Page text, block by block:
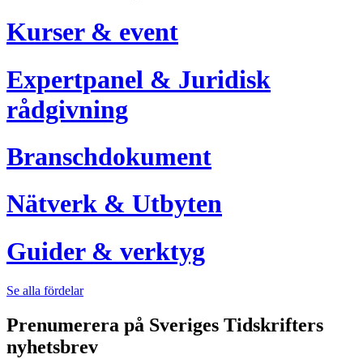
Kurser & event
Expertpanel & Juridisk
rådgivning
Branschdokument
Nätverk & Utbyten
Guider & verktyg
Se alla fördelar
Prenumerera på Sveriges Tidskrifters
nyhetsbrev